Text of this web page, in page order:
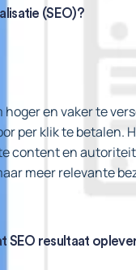
(SEO)?
hoger en vaker te
per klik te
content en
meer relevante
SEO resultaat